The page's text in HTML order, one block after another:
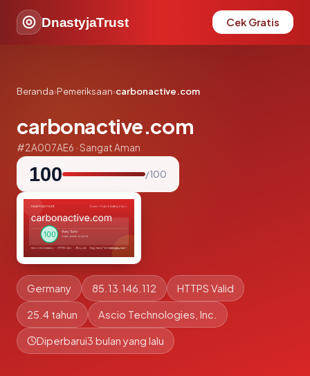
DnastyjaTrust Cek Gratis
Beranda›Pemeriksaan›carbonactive.com
carbonactive.com
#2A007AE6 · Sangat Aman
100 / 100
Germany 85.13.146.112 HTTPS Valid
25.4 tahun Ascio Technologies, Inc.
Diperbarui3 bulan yang lalu